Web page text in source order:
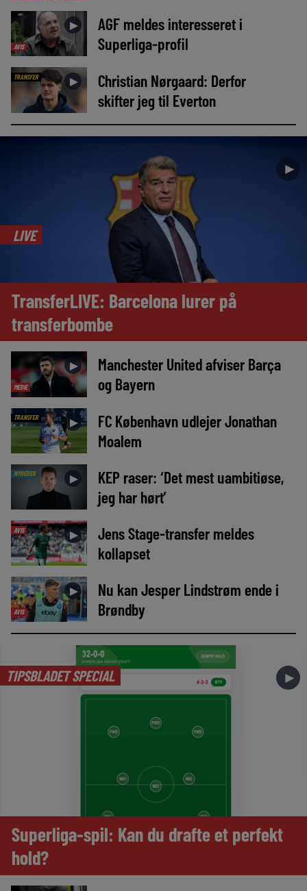
AVIS
►
AGF meldes interesseret i
Superliga-profil
TRANSFER ►
Christian Nørgaard: Derfor
skifter jeg til Everton
►
LIVE
TransferLIVE: Barcelona lurer på
transferbombe
MEDIE
►
Manchester United afviser Barça
og Bayern
TRANSFER ►
FC København udlejer Jonathan
Moalem
NYHEDER ►
KEP raser: ‘Det mest uambitiøse,
jeg har hørt’
AVIS ►
Jens Stage-transfer meldes
kollapset
AVIS
►
Nu kan Jesper Lindstrøm ende i
Brøndby
TIPSBLADET SPECIAL ►
Superliga-spil: Kan du drafte et perfekt
hold?